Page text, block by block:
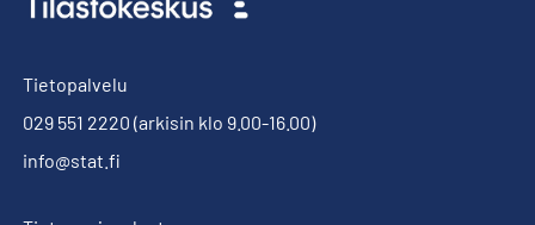
Tietopalvelu
029 551 2220 (arkisin klo 9.00-16.00)
info@stat.fi